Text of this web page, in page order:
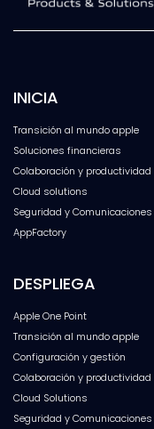
INICIA
Transición al mundo apple
Soluciones financieras
Colaboración y productividad
Cloud solutions
Seguridad y Comunicaciones
AppFactory
DESPLIEGA
Apple One Point
Transición al mundo apple
Configuración y gestión
Colaboración y productividad
Cloud Solutions
Seguridad y Comunicaciones